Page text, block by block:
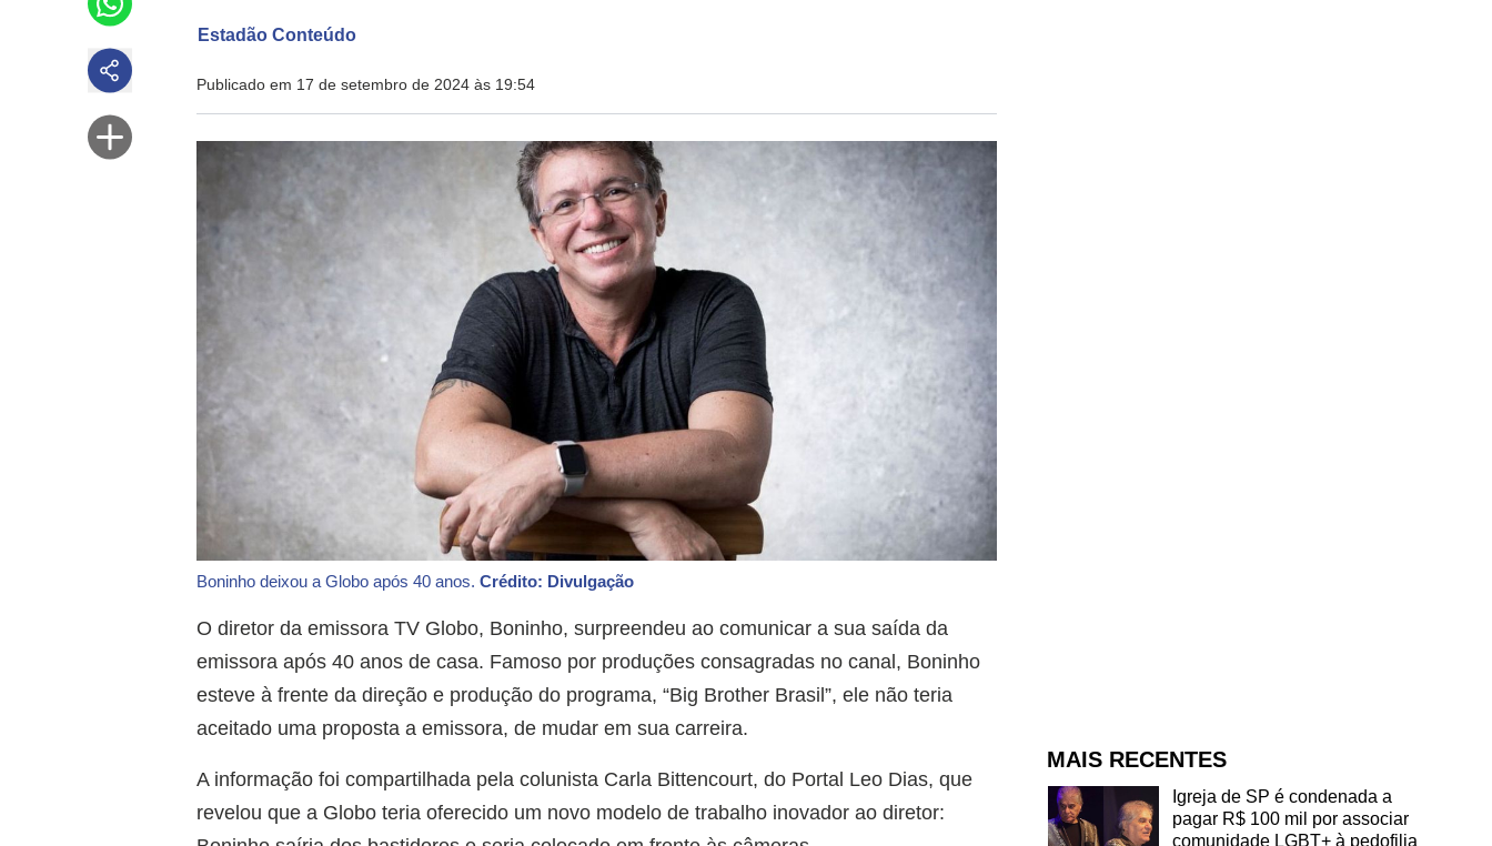
Estadão Conteúdo
Publicado em 17 de setembro de 2024 às 19:54
Boninho deixou a Globo após 40 anos.Crédito: Divulgação
O diretor da emissora TV Globo, Boninho, surpreendeu ao comunicar a sua saída da
emissora após 40 anos de casa. Famoso por produções consagradas no canal, Boninho
esteve à frente da direção e produção do programa, “Big Brother Brasil”, ele não teria
aceitado uma proposta a emissora, de mudar em sua carreira.
A informação foi compartilhada pela colunista Carla Bittencourt, do Portal Leo Dias, que
revelou que a Globo teria oferecido um novo modelo de trabalho inovador ao diretor:
MAIS RECENTES
Igreja de SP é condenada a
pagar R$ 100 mil por associar
comunidade LGBT+ à pedofilia